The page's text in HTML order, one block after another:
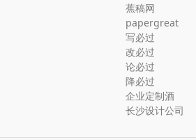
蕉稿网
papergreat
写必过
改必过
论必过
降必过
企业定制酒
长沙设计公司